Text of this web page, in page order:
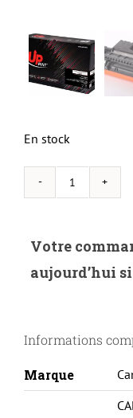
En stock
quantité
HYBRIDE-
H.05X-
LBP6300-
WITH
Votre
aujourd’hui
Informations
Marque